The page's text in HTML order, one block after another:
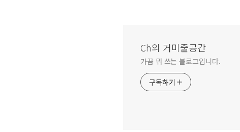
Ch의 거미줄공간
가끔 뭐 쓰는 블로그입니다.
구독하기